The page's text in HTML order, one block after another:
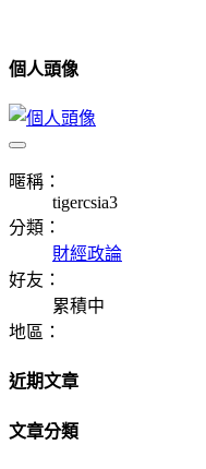
個人頭像
暱稱：
tigercsia3
分類：
財經政論
好友：
累積中
地區：
近期文章
文章分類